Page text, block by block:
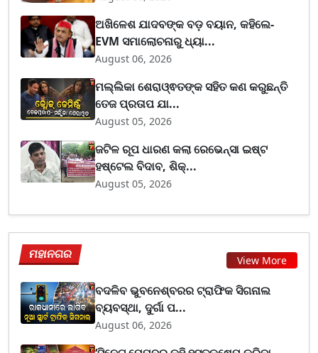
ଅଖିଳେଶ ଯାଦବଙ୍କ ବଡ଼ ବୟାନ, କହିଲେ-
EVM ସମାଲୋଚନାରୁ ଧ୍ୟା...
August 06, 2026
ମଲ୍ଲିକା ଶେରାଓ୍ଵତଙ୍କ ସହିତ କଣ କରୁଛନ୍ତି
ତେଜ ପ୍ରତାପ ଯା...
August 05, 2026
ଜଟିଳ ରୂପ ଧାରଣ କଲା ରେଭେନ୍ସା ଇଷ୍ଟ
ହଷ୍ଟେଲ ବିଦାବ, ଶିକ୍...
August 05, 2026
ମହାନଗର View More
ବଦଳିବ ଭୁବନେଶ୍ବରର ଟ୍ରାଫିକ ସିଗନାଲ
ବ୍ୟବସ୍ଥା, ଦୁର୍ଗା ପ...
August 06, 2026